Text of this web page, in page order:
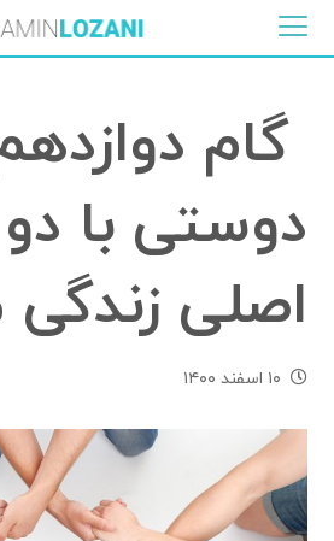
گام
دوستی با
اصلی زندگی
۱۰ اسفند ۱۴۰۰